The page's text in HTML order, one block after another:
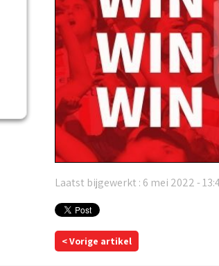
Laatst bijgewerkt : 6 mei 2022 -
< Vorige artikel